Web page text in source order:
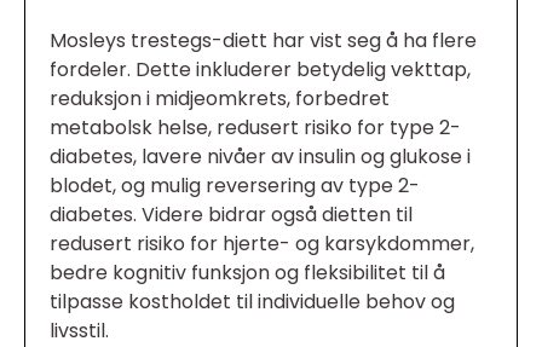
Mosleys trestegs-diett har vist seg å ha flere
fordeler. Dette inkluderer betydelig vekttap,
reduksjon i midjeomkrets, forbedret
metabolsk helse, redusert risiko for type 2-
diabetes, lavere nivåer av insulin og glukose i
blodet, og mulig reversering av type 2-
diabetes. Videre bidrar også dietten til
redusert risiko for hjerte- og karsykdommer,
bedre kognitiv funksjon og fleksibilitet til å
tilpasse kostholdet til individuelle behov og
livsstil.